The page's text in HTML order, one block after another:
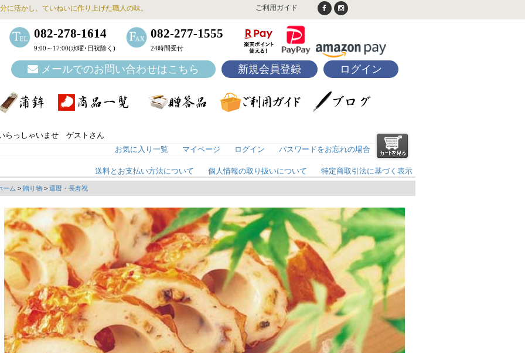
に活かし、ていねいに作り上げた職人の味。 ご利用ガイド
082-278-1614
9:00～17:00(水曜･日祝除く)
082-277-1555
24時間受付
メールでのお問い合わせはこちら 新規会員登録 ログイン
らっしゃいませ ゲストさん
お気に入り一覧
マイページ ログイン パスワードをお忘れの場合
送料とお支払い方法について 個人情報の取り扱いについて 特定商取引法に基づく表示
ーム > 贈り物 > 還暦・長寿祝